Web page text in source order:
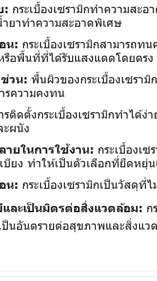
: กระเบื้องเซรามิกทำความสะ
ำยาทำความสะอาดพิเศษ
น: กระเบื้องเซรามิกสามารถ
รือพื้นที่ที่ได้รับแสงแดดโดยตรง
วน: พื้นผิวของกระเบื้องเซรา
รความคงทน
รติดตั้งกระเบื้องเซรามิกทำได้ง่
ผนัง
ยในการใช้งาน: กระเบื้องเ
บียง ทำให้เป็นตัวเลือกที่ยืดห
น: กระเบื้องเซรามิกเป็นวัสดุ
ละเป็นมิตรต่อสิ่งแวดล้อม: ก
ป็นอันตรายต่อสุขภาพและสิ่งแว